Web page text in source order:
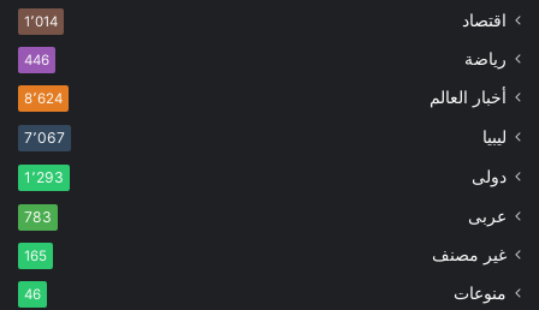
اقتصاد 1٬014
رياضة 446
أخبار العالم 8٬624
ليبيا 7٬067
دولى 1٬293
عربى 783
غير مصنف 165
منوعات 46